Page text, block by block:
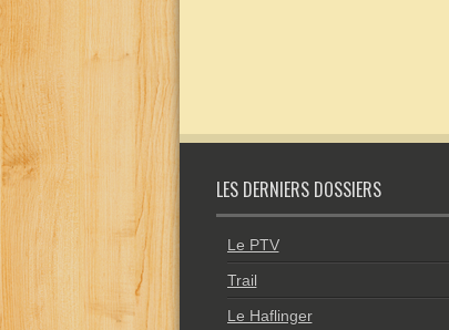
LES DERNIERS DOSSIERS
Le PTV
Trail
Le Haflinger